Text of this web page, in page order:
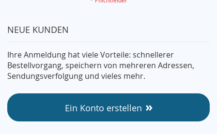
NEUE KUNDEN
Ihre Anmeldung hat viele Vorteile: schnellerer
Bestellvorgang, speichern von mehreren Adressen,
Sendungsverfolgung und vieles mehr.
Ein Konto erstellen